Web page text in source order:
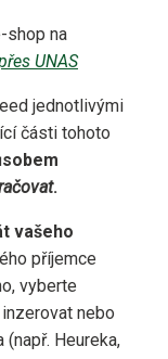
shop na
UNAS
jednotlivými
části tohoto
.
vašeho
příjemce
vyberte
nebo
Heureka,